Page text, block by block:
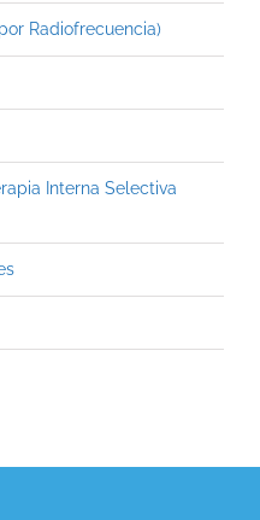
Radiofrecuencia)
Interna Selectiva